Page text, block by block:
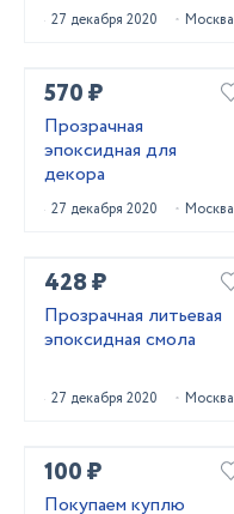
27 декабря 2020 Москва
570 ₽
Прозрачная
эпоксидная для
декора
27 декабря 2020 Москва
428 ₽
Прозрачная литьевая
эпоксидная смола
27 декабря 2020 Москва
100 ₽
Покупаем куплю